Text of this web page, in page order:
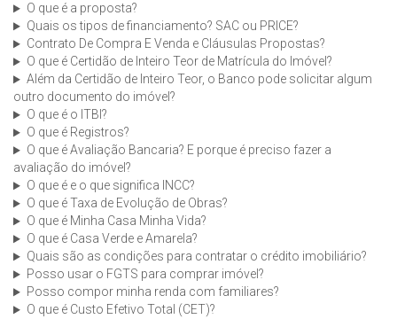
O que é a proposta?
Quais os tipos de financiamento? SAC ou PRICE?
Contrato De Compra E Venda e Cláusulas Propostas?
O que é Certidão de Inteiro Teor de Matrícula do Imóvel?
Além da Certidão de Inteiro Teor, o Banco pode solicitar algum
outro documento do imóvel?
O que é o ITBI?
O que é Registros?
O que é Avaliação Bancaria? E porque é preciso fazer a
avaliação do imóvel?
O que é e o que significa INCC?
O que é Taxa de Evolução de Obras?
O que é Minha Casa Minha Vida?
O que é Casa Verde e Amarela?
Quais são as condições para contratar o crédito imobiliário?
Posso usar o FGTS para comprar imóvel?
Posso compor minha renda com familiares?
O que é Custo Efetivo Total (CET)?